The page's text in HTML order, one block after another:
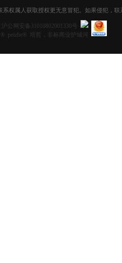
权属人获取授权更无意冒犯。如果侵犯，联
沪公网安备31010802001330号
® peizhe® 培哲，非标商业护城河